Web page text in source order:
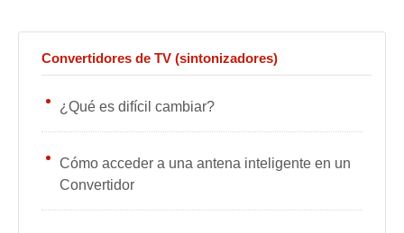
Convertidores de TV (sintonizadores)
¿Qué es difícil cambiar?
Cómo acceder a una antena inteligente en un
Convertidor